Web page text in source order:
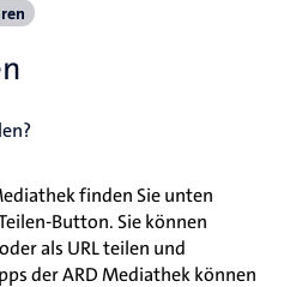
finden Sie unten
Button. Sie können
als URL teilen und
der ARD Mediathek können